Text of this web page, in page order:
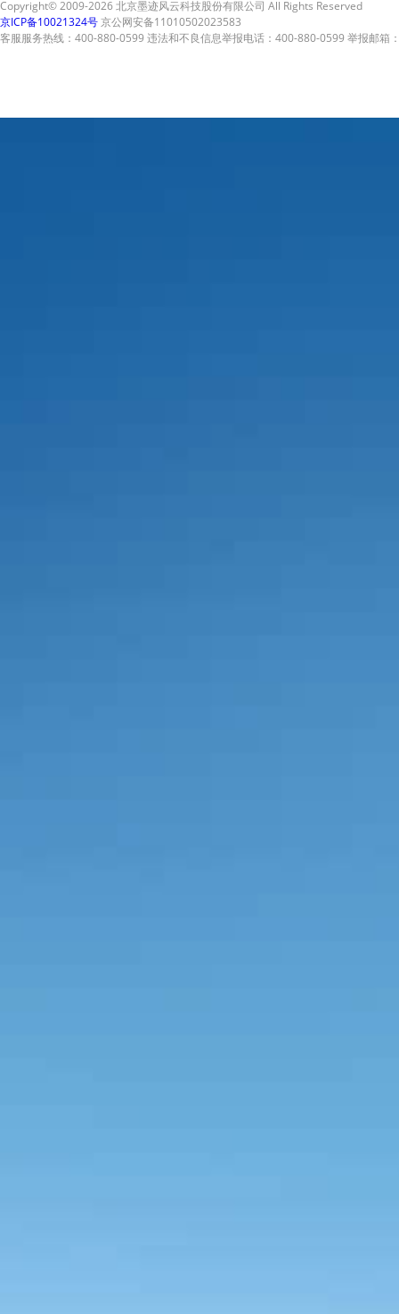
Copyright© 2009-2026 北京墨迹风云科技股份有限公司 All Rights Reserved
京ICP备10021324号京公网安备11010502023583
客服服务热线：400-880-0599 违法和不良信息举报电话：400-880-0599 举报邮箱